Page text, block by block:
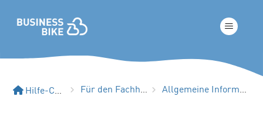
Hilfe-Center Für den Fachhandel Allgemeine Informationen